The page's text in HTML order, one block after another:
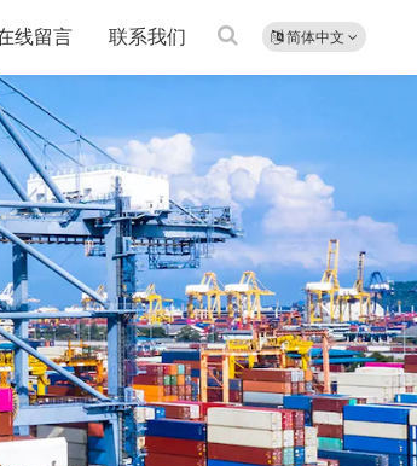
简体中文
线留言 联系我们